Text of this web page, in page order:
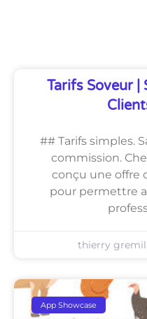
Tarifs Soveur |
## Tarifs simples.
commission.
conçu une offre
pour permettre
thierry
App Showcase